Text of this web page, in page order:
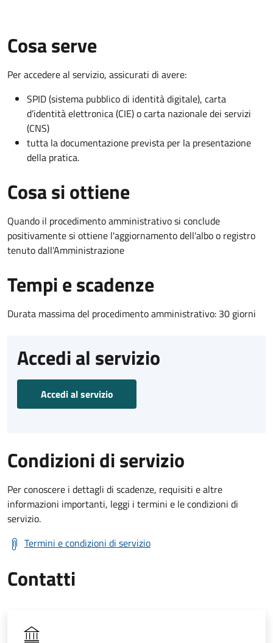
Cosa serve
Per accedere al servizio, assicurati di avere:
SPID (sistema pubblico di identità digitale), carta
d’identità elettronica (CIE) o carta nazionale dei servizi
(CNS)
tutta la documentazione prevista per la presentazione
della pratica.
Cosa si ottiene
Quando il procedimento amministrativo si conclude
positivamente si ottiene l'aggiornamento dell'albo o registro
tenuto dall'Amministrazione
Tempi e scadenze
Durata massima del procedimento amministrativo: 30 giorni
Accedi al servizio
Accedi al servizio
Condizioni di servizio
Per conoscere i dettagli di scadenze, requisiti e altre
informazioni importanti, leggi i termini e le condizioni di
servizio.
Termini e condizioni di servizio
Contatti